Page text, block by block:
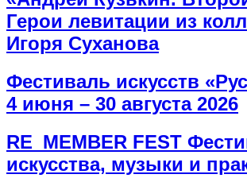
Герои левитации из
Игоря Суханова
Фестиваль искусств
4 июня – 30 августа 2026
RE_MEMBER FEST
искусства, музыки и